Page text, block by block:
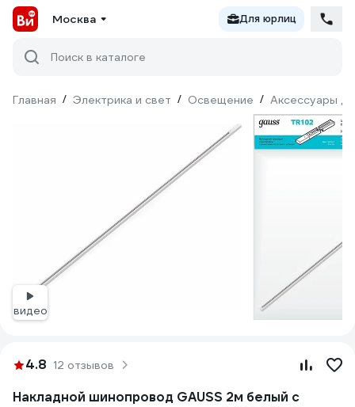
Москва Для юрлиц
Поиск в каталоге
Главная / Электрика и свет / Освещение / Аксессуары
видео
4.8 12 отзывов
Накладной шинопровод GAUSS 2м белый с